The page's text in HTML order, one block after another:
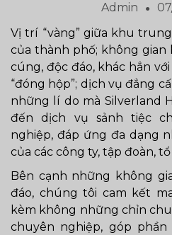
Admin
Vị trí “vàng” giữa khu
của thành phố; không gian
cúng, độc đáo, khác hẳn
“đóng hộp”; dịch vụ đẳng
những lí do mà Silverland
đến dịch vụ sảnh tiệc
nghiệp, đáp ứng đa dạng
của các công ty, tập đoàn,
Bên cạnh những không
đáo, chúng tôi cam kết
kèm không những chỉn
chuyên nghiệp, góp